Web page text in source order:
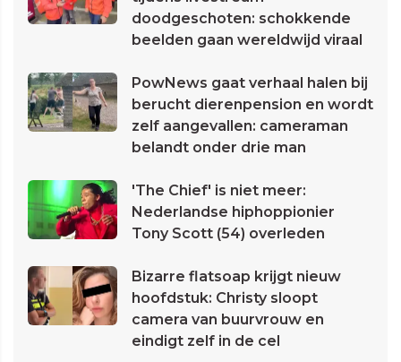
doodgeschoten: schokkende
beelden gaan wereldwijd viraal
PowNews gaat verhaal halen bij
berucht dierenpension en wordt
zelf aangevallen: cameraman
belandt onder drie man
'The Chief' is niet meer:
Nederlandse hiphoppionier
Tony Scott (54) overleden
Bizarre flatsoap krijgt nieuw
hoofdstuk: Christy sloopt
camera van buurvrouw en
eindigt zelf in de cel